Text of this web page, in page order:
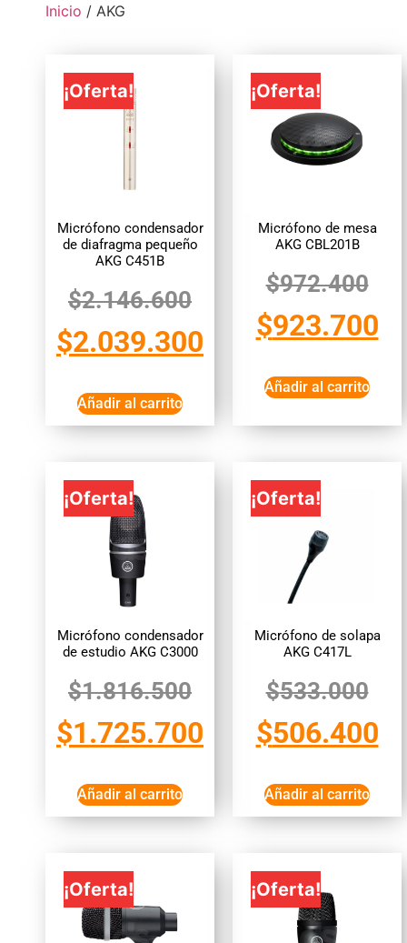
Inicio / AKG
¡Oferta!
Micrófono condensador
de diafragma pequeño
AKG C451B
$2.146.600
$2.039.300
Añadir al carrito
¡Oferta!
Micrófono de mesa
AKG CBL201B
$972.400
$923.700
Añadir al carrito
¡Oferta!
Micrófono condensador
de estudio AKG C3000
$1.816.500
$1.725.700
Añadir al carrito
¡Oferta!
Micrófono de solapa
AKG C417L
$533.000
$506.400
Añadir al carrito
¡Oferta! ¡Oferta!